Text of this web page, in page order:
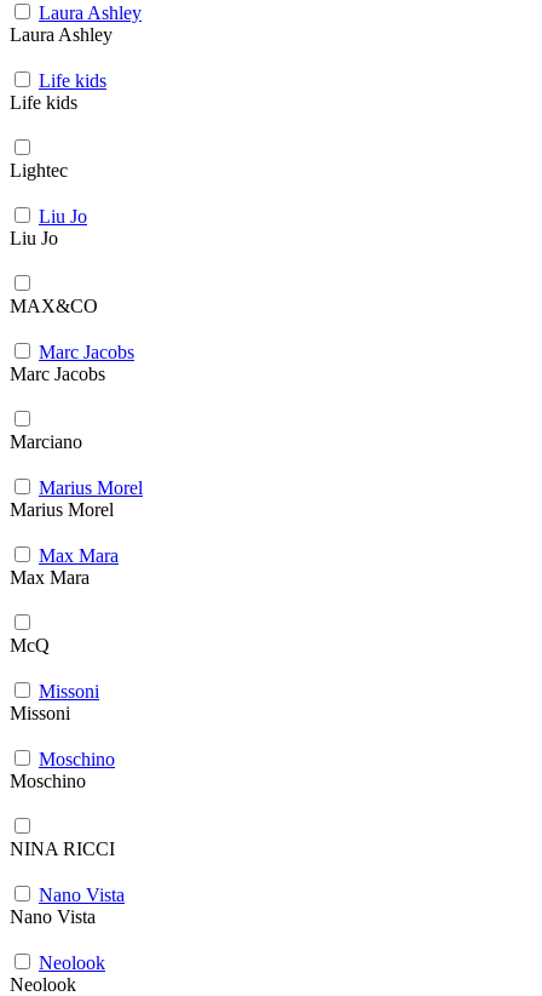
Laura Ashley
Laura Ashley
Life kids
Life kids
Lightec
Liu Jo
Liu Jo
MAX&CO
Marc Jacobs
Marc Jacobs
Marciano
Marius Morel
Marius Morel
Max Mara
Max Mara
McQ
Missoni
Missoni
Moschino
Moschino
NINA RICCI
Nano Vista
Nano Vista
Neolook
Neolook